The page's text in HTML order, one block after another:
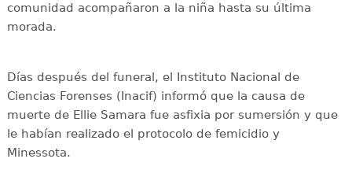
comunidad acompañaron a la niña hasta su última
morada.
Días después del funeral, el Instituto Nacional de
Ciencias Forenses (Inacif) informó que la causa de
muerte de Ellie Samara fue asfixia por sumersión y que
le habían realizado el protocolo de femicidio y
Minessota.